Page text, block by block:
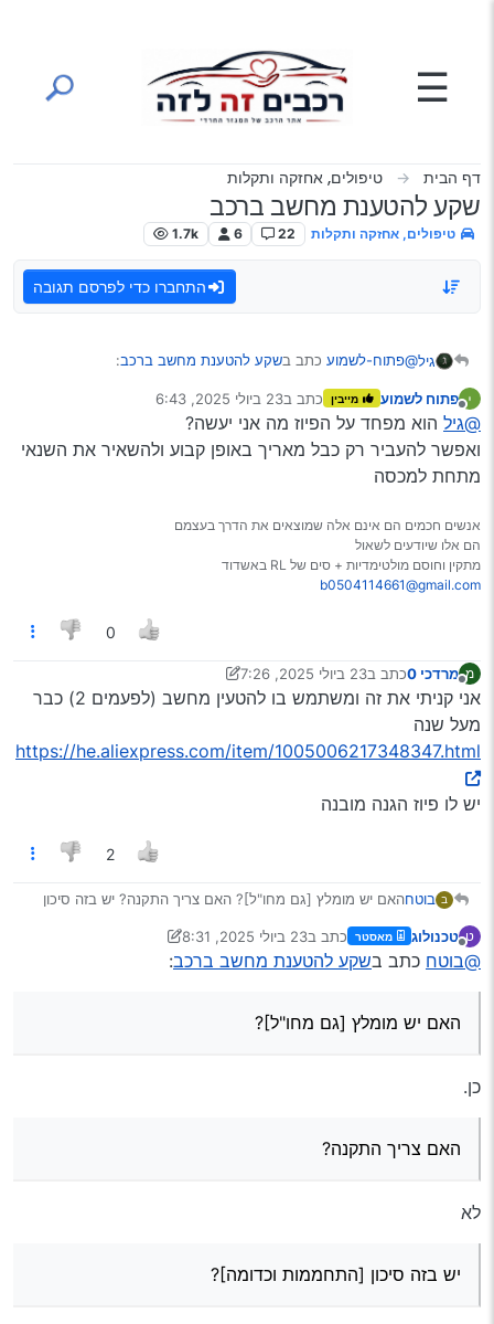
☰
דף הבית טיפולים, אחזקה ותקלות
שקע להטענת מחשב ברכב
טיפולים, אחזקה ותקלות 22
6
1.7k
התחברו כדי לפרסם תגובה
גיל@פתוח-לשמוע כתב בשקע להטענת מחשב ברכב:
@בוטחזה לחבר שתי צבתות לא משהוא מסובך ותוכל
להעביר כבל מהמכסה מנוע לרכב
בצד של ההגה יש חור להעברת כבלים
@פתוח-לשמועידידי, למה לו לעשות את כל התסבוכת הזו, אם כל
מטרתו לשימוש
מנותק
פתוח לשמוע מייבין כתב ב23 ביולי 2025, 6:43
נערך לאחרונה על ידי
@גיל הוא מפחד על הפיוז מה אני יעשה?
ואפשר להעביר רק כבל מאריך באופן קבוע ולהשאיר את השנאי
מתחת למכסה
אנשים חכמים הם אינם אלה שמוצאים את הדרך בעצמם
הם אלו שיודעים לשאול
מתקין וחוסם מולטימדיות + סים של RL באשדוד
b0504114661@gmail.com
0
מ
מנותק
מרדכי 0 כתב ב23 ביולי 2025, 7:26
נערך לאחרונה על ידי מרדכי 0
אני קניתי את זה ומשתמש בו להטעין מחשב (לפעמים 2) כבר
מעל שנה
https://he.aliexpress.com/item/1005006217348347.html
יש לו פיוז הגנה מובנה
2
ב בוטחהאם יש מומלץ [גם מחו"ל]? האם צריך התקנה? יש בזה סיכון
ט
מנותק
טכנולוג מאסטר כתב ב23 ביולי 2025, 8:31
נערך לאחרונה על ידי טכנולוג
@בוטח כתב בשקע להטענת מחשב ברכב:
האם יש מומלץ [גם מחו"ל]?
כן.
האם צריך התקנה?
לא
יש בזה סיכון [התחממות וכדומה]?